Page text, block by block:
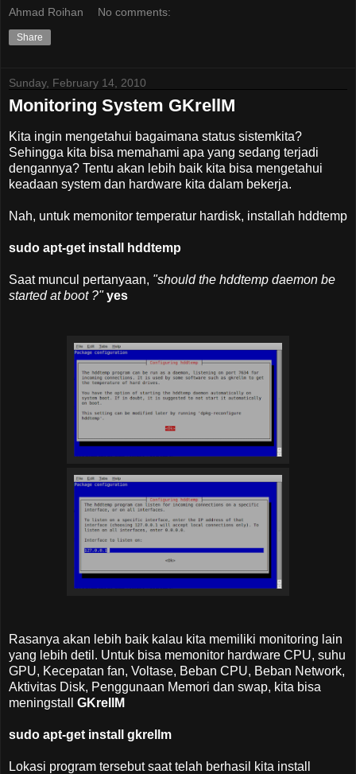
Ahmad Roihan No comments:
Share
Sunday, February 14, 2010
Monitoring System GKrellM
Kita ingin mengetahui bagaimana status sistemkita?
Sehingga kita bisa memahami apa yang sedang terjadi
dengannya? Tentu akan lebih baik kita bisa mengetahui
keadaan system dan hardware kita dalam bekerja.
Nah, untuk memonitor temperatur hardisk, installah hddtemp
sudo apt-get install hddtemp
Saat muncul pertanyaan, "should the hddtemp daemon be
started at boot ?" yes
Rasanya akan lebih baik kalau kita memiliki monitoring lain
yang lebih detil. Untuk bisa memonitor hardware CPU, suhu
GPU, Kecepatan fan, Voltase, Beban CPU, Beban Network,
Aktivitas Disk, Penggunaan Memori dan swap, kita bisa
meningstall GKrellM
sudo apt-get install gkrellm
Lokasi program tersebut saat telah berhasil kita install